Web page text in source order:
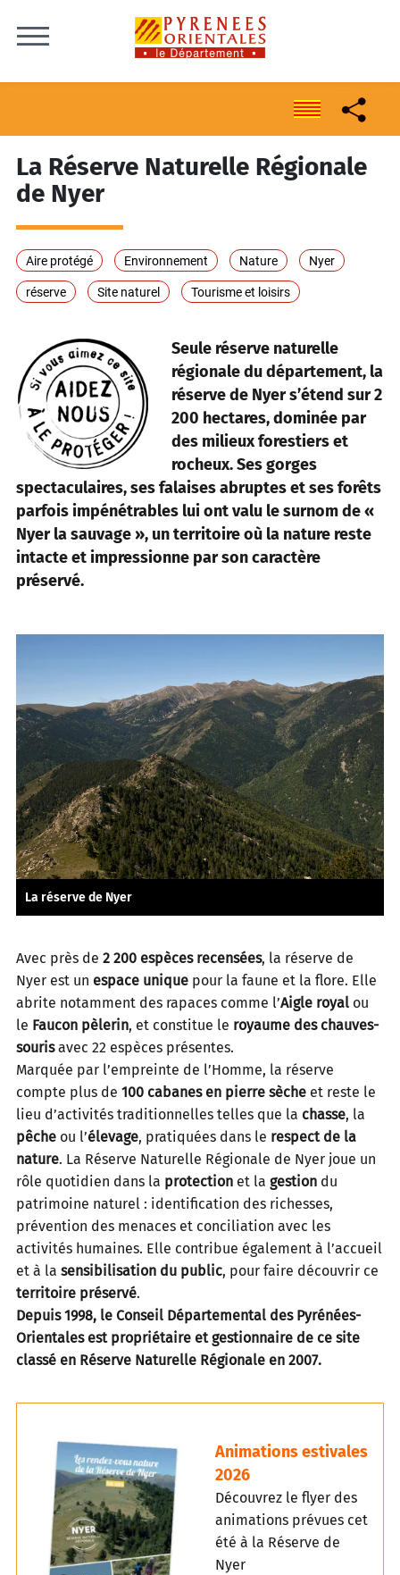
La Réserve Naturelle Régionale
de Nyer
Aire protégé Environnement Nature Nyer
réserve Site naturel Tourisme et loisirs
Seule réserve naturelle
régionale du département, la
réserve de Nyer s’étend sur 2
200 hectares, dominée par
des milieux forestiers et
rocheux. Ses gorges
spectaculaires, ses falaises abruptes et ses forêts
parfois impénétrables lui ont valu le surnom de «
Nyer la sauvage », un territoire où la nature reste
intacte et impressionne par son caractère
préservé.
La réserve de Nyer
Avec près de 2 200 espèces recensées, la réserve de
Nyer est un espace unique pour la faune et la flore. Elle
abrite notamment des rapaces comme l’Aigle royal ou
le Faucon pèlerin, et constitue le royaume des chauves-
sourisavec 22 espèces présentes.
Marquée par l’empreinte de l’Homme, la réserve
compte plus de 100 cabanes en pierre sèche et reste le
lieu d’activités traditionnelles telles que la chasse, la
pêche ou l’élevage, pratiquées dans le respect de la
nature. La Réserve Naturelle Régionale de Nyer joue un
rôle quotidien dans la protection et la gestion du
patrimoine naturel : identification des richesses,
prévention des menaces et conciliation avec les
activités humaines. Elle contribue également à l’accueil
et à la sensibilisation du public, pour faire découvrir ce
territoire préservé.
Depuis 1998, le Conseil Départemental des Pyrénées-
Orientales est propriétaire et gestionnaire de ce site
classé en Réserve Naturelle Régionale en 2007.
Animations estivales
2026
Découvrez le flyer des
animations prévues cet
été à la Réserve de
Nyer